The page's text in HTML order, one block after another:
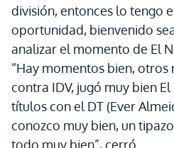
división, entonces lo tengo
oportunidad, bienvenido
analizar el momento de El
“Hay momentos bien,
contra IDV, jugó muy bien
títulos con el DT (Ever
conozco muy bien, un
todo muy bien”, cerró.